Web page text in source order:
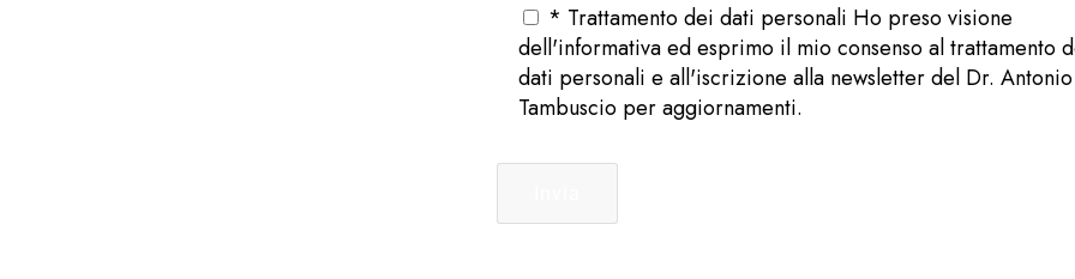
* Trattamento dei dati personali Ho preso visione
dell'informativa ed esprimo il mio consenso al trattamento
dati personali e all'iscrizione alla newsletter del Dr. Antonio
Tambuscio per aggiornamenti.